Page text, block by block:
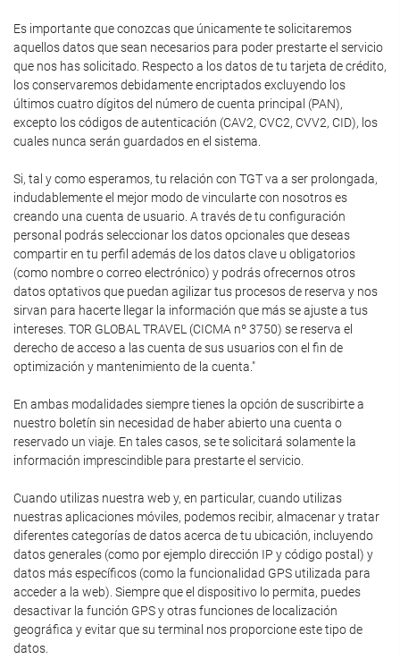
Es importante que conozcas que únicamente te solicitaremos
aquellos datos que sean necesarios para poder prestarte el servicio
que nos has solicitado. Respecto a los datos de tu tarjeta de crédito,
los conservaremos debidamente encriptados excluyendo los
últimos cuatro dígitos del número de cuenta principal (PAN),
excepto los códigos de autenticación (CAV2, CVC2, CVV2, CID), los
cuales nunca serán guardados en el sistema.
Si, tal y como esperamos, tu relación con TGT va a ser prolongada,
indudablemente el mejor modo de vincularte con nosotros es
creando una cuenta de usuario. A través de tu configuración
personal podrás seleccionar los datos opcionales que deseas
compartir en tu perfil además de los datos clave u obligatorios
(como nombre o correo electrónico) y podrás ofrecernos otros
datos optativos que puedan agilizar tus procesos de reserva y nos
sirvan para hacerte llegar la información que más se ajuste a tus
intereses. TOR GLOBAL TRAVEL (CICMA nº 3750) se reserva el
derecho de acceso a las cuenta de sus usuarios con el fin de
optimización y mantenimiento de la cuenta."
En ambas modalidades siempre tienes la opción de suscribirte a
nuestro boletín sin necesidad de haber abierto una cuenta o
reservado un viaje. En tales casos, se te solicitará solamente la
información imprescindible para prestarte el servicio.
Cuando utilizas nuestra web y, en particular, cuando utilizas
nuestras aplicaciones móviles, podemos recibir, almacenar y tratar
diferentes categorías de datos acerca de tu ubicación, incluyendo
datos generales (como por ejemplo dirección IP y código postal) y
datos más específicos (como la funcionalidad GPS utilizada para
acceder a la web). Siempre que el dispositivo lo permita, puedes
desactivar la función GPS y otras funciones de localización
geográfica y evitar que su terminal nos proporcione este tipo de
datos.